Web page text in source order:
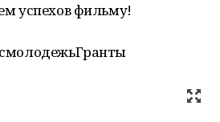
успехов фильму!